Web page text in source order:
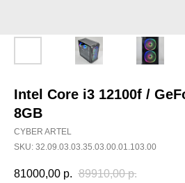
Intel Core i3 12100f /
8GB
CYBER ARTEL
SKU: 32.09.03.03.35.03.00.01.103.00
81000,00 р. 89910,00 р.